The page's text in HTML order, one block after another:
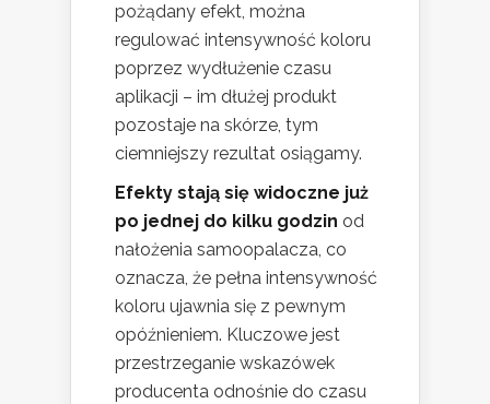
pożądany efekt, można
regulować intensywność koloru
poprzez wydłużenie czasu
aplikacji – im dłużej produkt
pozostaje na skórze, tym
ciemniejszy rezultat osiągamy.
Efekty stają się widoczne już
po jednej do kilku godzin od
nałożenia samoopalacza, co
oznacza, że pełna intensywność
koloru ujawnia się z pewnym
opóźnieniem. Kluczowe jest
przestrzeganie wskazówek
producenta odnośnie do czasu